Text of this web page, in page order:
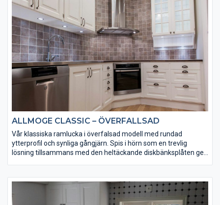
ALLMOGE CLASSIC – ÖVERFALLSAD
Vår klassiska ramlucka i överfalsad modell med rundad
ytterprofil och synliga gångjärn. Spis i hörn som en trevlig
lösning tillsammans med den heltäckande diskbänksplåten ger
hyllan.